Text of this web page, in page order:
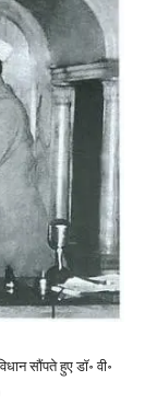
सौंपते हुए डॉ॰ वी॰